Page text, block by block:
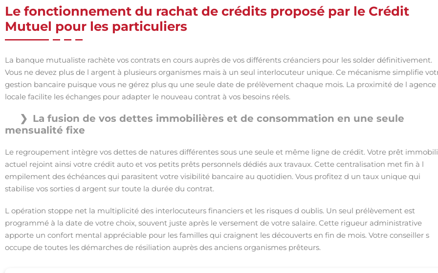
Le fonctionnement du rachat de crédits proposé par le Crédit
Mutuel pour les particuliers
La banque mutualiste rachète vos contrats en cours auprès de vos différents créanciers pour les solder définitivement.
Vous ne devez plus de l argent à plusieurs organismes mais à un seul interlocuteur unique. Ce mécanisme simplifie
gestion bancaire puisque vous ne gérez plus qu une seule date de prélèvement chaque mois. La proximité de l agence
locale facilite les échanges pour adapter le nouveau contrat à vos besoins réels.
La fusion de vos dettes immobilières et de consommation en une seule
mensualité fixe
Le regroupement intègre vos dettes de natures différentes sous une seule et même ligne de crédit. Votre prêt
actuel rejoint ainsi votre crédit auto et vos petits prêts personnels dédiés aux travaux. Cette centralisation met fin à l
empilement des échéances qui parasitent votre visibilité bancaire au quotidien. Vous profitez d un taux unique qui
stabilise vos sorties d argent sur toute la durée du contrat.
L opération stoppe net la multiplicité des interlocuteurs financiers et les risques d oublis. Un seul prélèvement est
programmé à la date de votre choix, souvent juste après le versement de votre salaire. Cette rigueur administrative
apporte un confort mental appréciable pour les familles qui craignent les découverts en fin de mois. Votre conseiller s
occupe de toutes les démarches de résiliation auprès des anciens organismes prêteurs.